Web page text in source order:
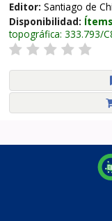
Editor: Santiago de
Disponibilidad:
topográfica: 333.793/